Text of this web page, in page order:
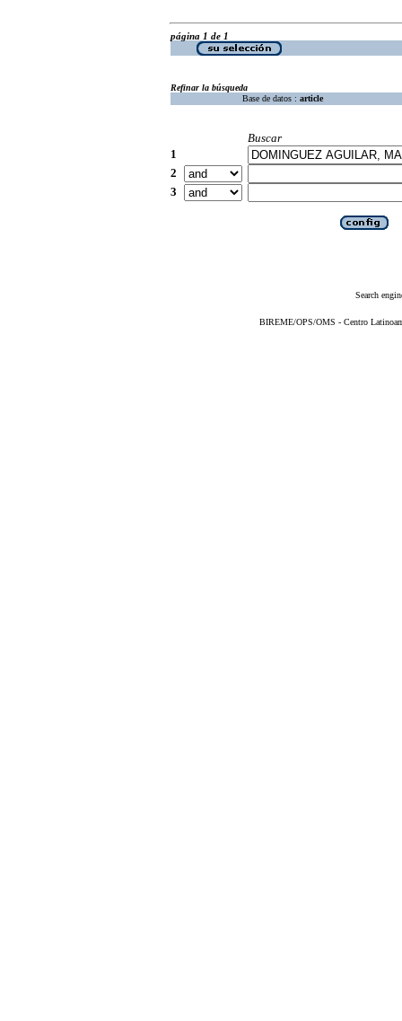
página 1 de 1
Refinar la búsqueda
Base de datos : article
Buscar
1
2
3
Search
BIREME/OPS/OMS - Centro